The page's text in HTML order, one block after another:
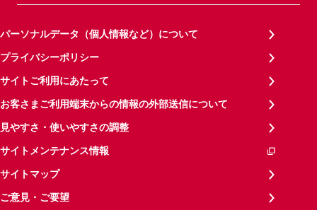
パーソナルデータ（個人情報など）について
プライバシーポリシー
サイトご利用にあたって
お客さまご利用端末からの情報の外部送信について
見やすさ・使いやすさの調整
サイトメンテナンス情報
サイトマップ
ご意見・ご要望